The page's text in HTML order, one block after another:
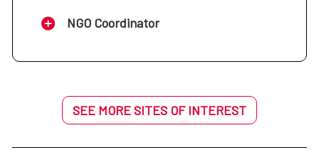
El Premio Confucio de Alfabetización presta especial
atención a la alfabetización funcional, aprovechando los
zonas rurales y de los jóvenes no escolarizados.
UNESCO International Literacy
NGO Coordinator
SEE MORE SITES OF INTEREST